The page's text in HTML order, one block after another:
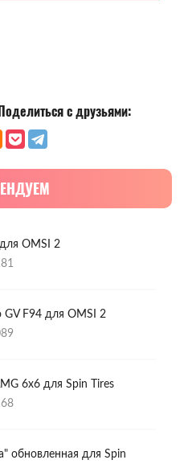
с друзьями:
OMSI 2
GV F94 для OMSI 2
6x6 для Spin Tires
обновленная для Spin